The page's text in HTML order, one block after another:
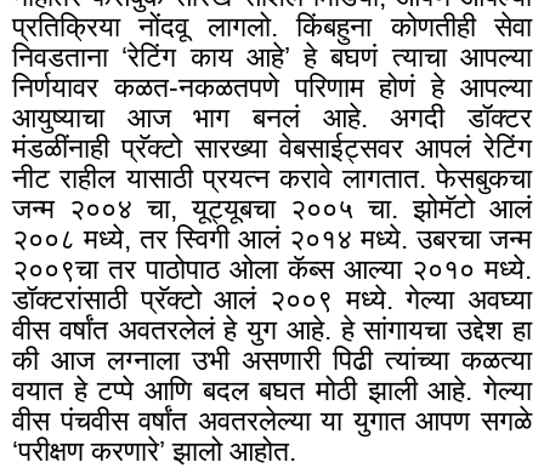
प्रतिक्रिया नोंदवू लागलो. किंबहुना कोणतीही सेवा
निवडताना ‘रेटिंग काय आहे’ हे बघणं त्याचा आपल्या
निर्णयावर कळत-नकळतपणे परिणाम होणं हे आपल्या
आयुष्याचा आज भाग बनलं आहे. अगदी डॉक्टर
मंडळींनाही प्रॅक्टो सारख्या वेबसाईट्सवर आपलं रेटिंग
नीट राहील यासाठी प्रयत्न करावे लागतात. फेसबुकचा
जन्म २००४ चा, यूट्यूबचा २००५ चा. झोमॅटो आलं
२००८ मध्ये, तर स्विगी आलं २०१४ मध्ये. उबरचा जन्म
२००९चा तर पाठोपाठ ओला कॅब्स आल्या २०१० मध्ये.
डॉक्टरांसाठी प्रॅक्टो आलं २००९ मध्ये. गेल्या अवघ्या
वीस वर्षांत अवतरलेलं हे युग आहे. हे सांगायचा उद्देश हा
की आज लग्नाला उभी असणारी पिढी त्यांच्या कळत्या
वयात हे टप्पे आणि बदल बघत मोठी झाली आहे. गेल्या
वीस पंचवीस वर्षांत अवतरलेल्या या युगात आपण सगळे
‘परीक्षण करणारे’ झालो आहोत.